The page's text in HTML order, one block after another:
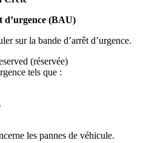
d’urgence (BAU)
sur la bande d’arrêt d’urgence.
(réservée)
tels que :
les pannes de véhicule.